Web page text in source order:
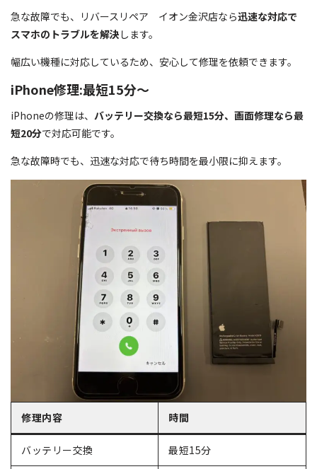
急な故障でも、リバースリペア イオン金沢店なら迅速な対応で
スマホのトラブルを解決 します。
幅広い機種に対応しているため、安心して修理を依頼できます。
iPhone修理:最短15分～
iPhoneの修理は、 バッテリー交換なら最短15分、画面修理なら最
短20分で対応可能です。
急な故障時でも、迅速な対応で待ち時間を最小限に抑えます。
修理内容 時間
バッテリー交換 最短15分